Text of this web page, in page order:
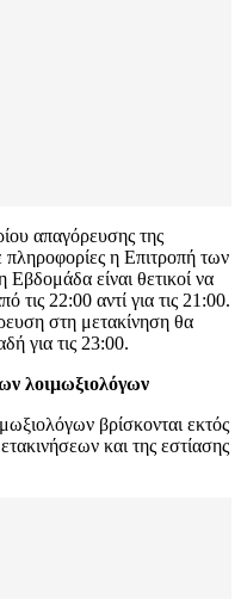
απαγόρευσης της
πληροφορίες η Επιτροπή των
είναι θετικοί να
τις 22:00 αντί για τις 21:00.
στη μετακίνηση θα
για τις 23:00.
λοιμωξιολόγων
βρίσκονται εκτός
και της εστίασης